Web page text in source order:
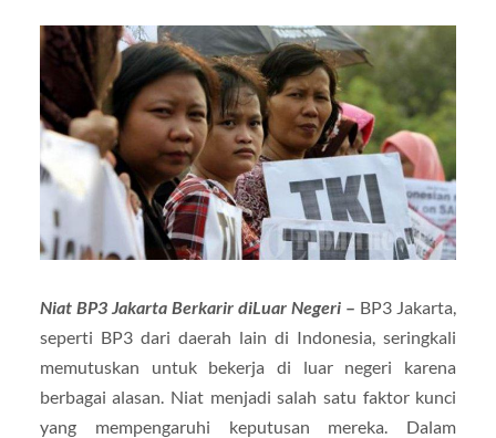
Niat BP3 Jakarta Berkarir diLuar Negeri – BP3 Jakarta,
seperti BP3 dari daerah lain di Indonesia, seringkali
memutuskan untuk bekerja di luar negeri karena
berbagai alasan. Niat menjadi salah satu faktor kunci
yang mempengaruhi keputusan mereka. Dalam